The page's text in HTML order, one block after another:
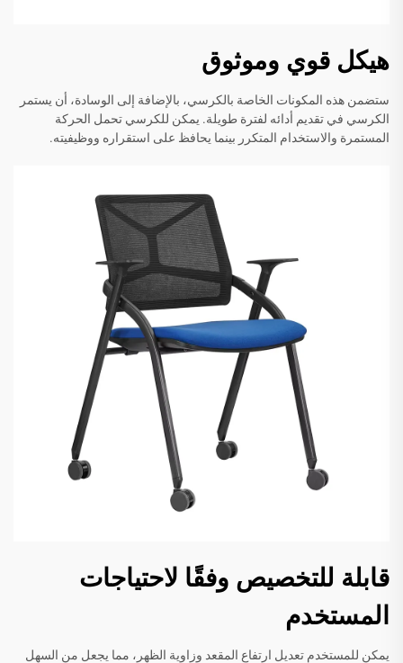
هيكل قوي وموثوق
ستضمن هذه المكونات الخاصة بالكرسي، بالإضافة إلى الوسادة، أن يستمر
الكرسي في تقديم أدائه لفترة طويلة. يمكن للكرسي تحمل الحركة
المستمرة والاستخدام المتكرر بينما يحافظ على استقراره ووظيفيته.
قابلة للتخصيص وفقًا لاحتياجات
المستخدم
يمكن للمستخدم تعديل ارتفاع المقعد وزاوية الظهر، مما يجعل من السهل